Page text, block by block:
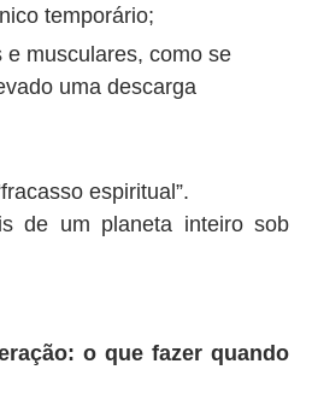
temporário;
e musculares, como se
uma descarga
espiritual”.
de um planeta inteiro sob
o que fazer quando